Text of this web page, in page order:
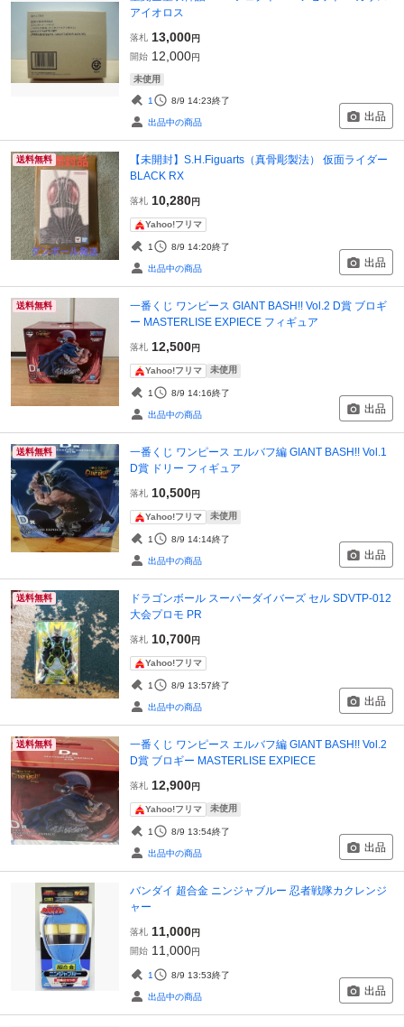
アイオロス
落札 13,000円
開始 12,000円
未使用
1 8/9 14:23終了
出品中の商品 出品
送料無料
【未開封】S.H.Figuarts（真骨彫製法） 仮面ライダー
BLACK RX
落札 10,280円
Yahoo!フリマ
1 8/9 14:20終了
出品中の商品 出品
送料無料
一番くじ ワンピース GIANT BASH!! Vol.2 D賞 ブロギ
ー MASTERLISE EXPIECE フィギュア
落札 12,500円
Yahoo!フリマ 未使用
1 8/9 14:16終了
出品中の商品 出品
送料無料
一番くじ ワンピース エルバフ編 GIANT BASH!! Vol.1
D賞 ドリー フィギュア
落札 10,500円
Yahoo!フリマ 未使用
1 8/9 14:14終了
出品中の商品 出品
送料無料
ドラゴンボール スーパーダイバーズ セル SDVTP-012
大会プロモ PR
落札 10,700円
Yahoo!フリマ
1 8/9 13:57終了
出品中の商品 出品
送料無料
一番くじ ワンピース エルバフ編 GIANT BASH!! Vol.2
D賞 ブロギー MASTERLISE EXPIECE
落札 12,900円
Yahoo!フリマ 未使用
1 8/9 13:54終了
出品中の商品 出品
バンダイ 超合金 ニンジャブルー 忍者戦隊カクレンジ
ャー
落札 11,000円
開始 11,000円
1 8/9 13:53終了
出品中の商品 出品